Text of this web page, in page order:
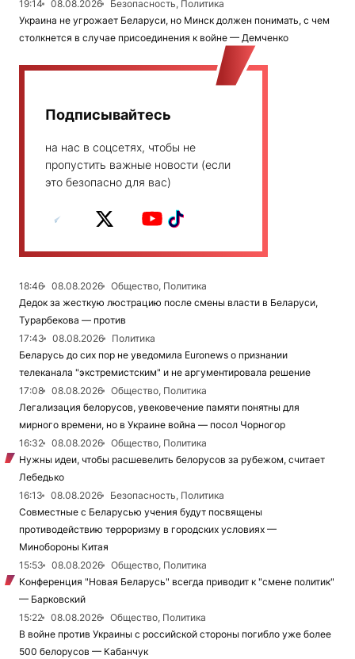
19:14 08.08.2026
Безопасность, Политика
Украина не угрожает Беларуси, но Минск должен понимать, с чем
столкнется в случае присоединения к войне — Демченко
Подписывайтесь
на нас в соцсетях, чтобы не
пропустить важные новости (если
это безопасно для вас)
18:46 08.08.2026
Общество, Политика
Дедок за жесткую люстрацию после смены власти в Беларуси,
Турарбекова — против
17:43
08.08.2026
Политика
Беларусь до сих пор не уведомила Euronews о признании
телеканала "экстремистским" и не аргументировала решение
17:08
08.08.2026
Общество, Политика
Легализация белорусов, увековечение памяти понятны для
мирного времени, но в Украине война — посол Чорногор
16:32
08.08.2026
Общество, Политика
Нужны идеи, чтобы расшевелить белорусов за рубежом, считает
Лебедько
16:13
08.08.2026
Безопасность, Политика
Совместные с Беларусью учения будут посвящены
противодействию терроризму в городских условиях —
Минобороны Китая
15:53
08.08.2026
Общество, Политика
Конференция "Новая Беларусь" всегда приводит к "смене политик"
— Барковский
15:22
08.08.2026
Общество, Политика
В войне против Украины с российской стороны погибло уже более
500 белорусов — Кабанчук